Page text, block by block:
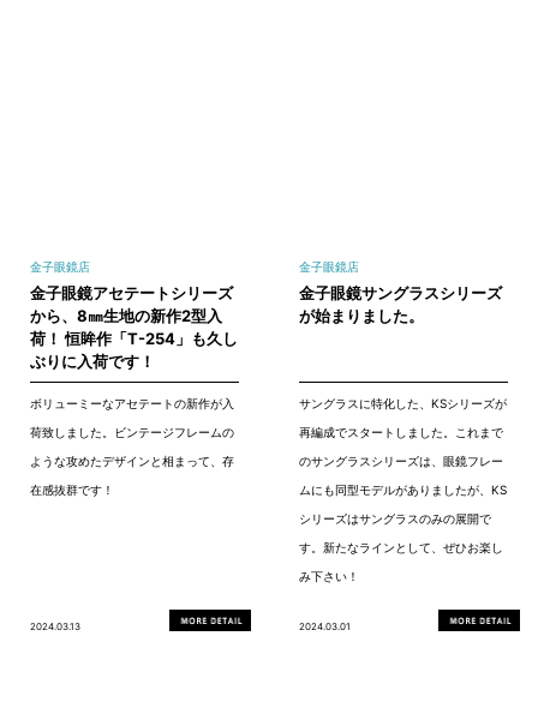
金子眼鏡店
金子眼鏡アセテートシリーズ
から、8㎜生地の新作2型入
荷！ 恒眸作「T-254」も久し
ぶりに入荷です！
ボリューミーなアセテートの新作が入
荷致しました。ビンテージフレームの
ような攻めたデザインと相まって、存
在感抜群です！
2024.03.13
金子眼鏡店
金子眼鏡サングラスシリーズ
が始まりました。
サングラスに特化した、KSシリーズが
再編成でスタートしました。これまで
のサングラスシリーズは、眼鏡フレー
ムにも同型モデルがありましたが、KS
シリーズはサングラスのみの展開で
す。新たなラインとして、ぜひお楽し
み下さい！
2024.03.01